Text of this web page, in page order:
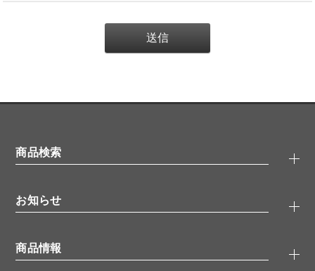
商品検索
タンパク質検索
ELISA/ELISpot検索
品番検索
お知らせ
無料サンプル
商品情報